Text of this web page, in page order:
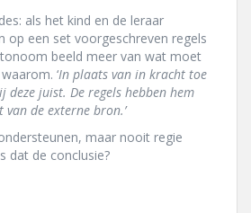
als het kind en de leraar
op een set voorgeschreven regels
beeld meer van wat moet
‘In plaats van in kracht toe
deze juist. De regels hebben hem
de externe bron.’
maar nooit regie
dat de conclusie?